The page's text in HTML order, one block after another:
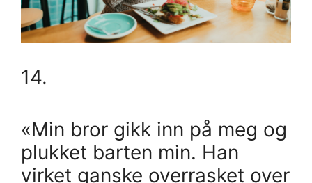
14.
«Min bror gikk inn på meg og
plukket barten min. Han
virket ganske overrasket over